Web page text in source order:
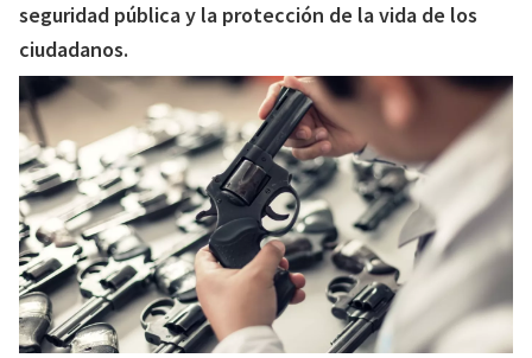
seguridad pública y la protección de la vida de los
ciudadanos.